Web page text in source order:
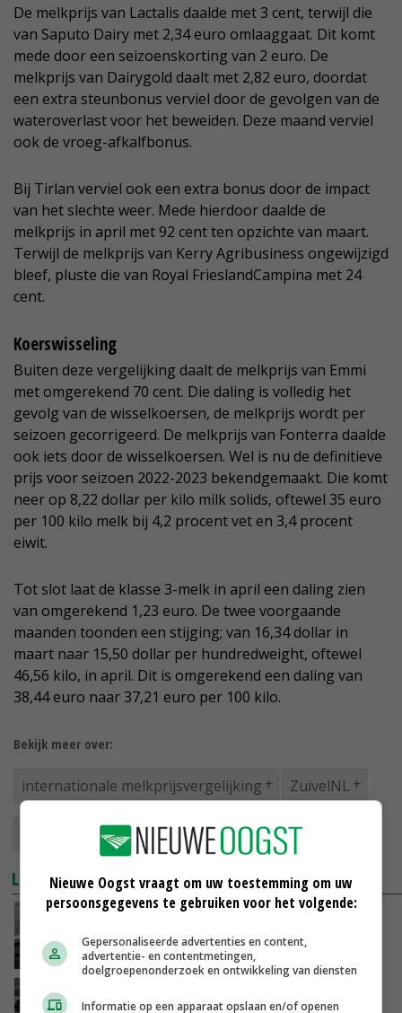
De melkprijs van Lactalis daalde met 3 cent, terwijl die
van Saputo Dairy met 2,34 euro omlaaggaat. Dit komt
mede door een seizoenskorting van 2 euro. De
melkprijs van Dairygold daalt met 2,82 euro, doordat
een extra steunbonus verviel door de gevolgen van de
wateroverlast voor het beweiden. Deze maand verviel
ook de vroeg-afkalfbonus.
Bij Tirlan verviel ook een extra bonus door de impact
van het slechte weer. Mede hierdoor daalde de
melkprijs in april met 92 cent ten opzichte van maart.
Terwijl de melkprijs van Kerry Agribusiness ongewijzigd
bleef, pluste die van Royal FrieslandCampina met 24
cent.
Koerswisseling
Buiten deze vergelijking daalt de melkprijs van Emmi
met omgerekend 70 cent. Die daling is volledig het
gevolg van de wisselkoersen, de melkprijs wordt per
seizoen gecorrigeerd. De melkprijs van Fonterra daalde
ook iets door de wisselkoersen. Wel is nu de definitieve
prijs voor seizoen 2022-2023 bekendgemaakt. Die komt
neer op 8,22 dollar per kilo milk solids, oftewel 35 euro
per 100 kilo melk bij 4,2 procent vet en 3,4 procent
eiwit.
Tot slot laat de klasse 3-melk in april een daling zien
van omgerekend 1,23 euro. De twee voorgaande
maanden toonden een stijging; van 16,34 dollar in
maart naar 15,50 dollar per hundredweight, oftewel
46,56 kilo, in april. Dit is omgerekend een daling van
38,44 euro naar 37,21 euro per 100 kilo.
Bekijk meer over:
internationale melkprijsvergelijking ZuivelNL
zuivelmarkt
LEES OOK
opnieuw
02-05-2024
Nieuwe Oogst vraagt om uw toestemming om uw
persoonsgegevens te gebruiken voor het volgende:
Gepersonaliseerde advertenties en content,
advertentie- en contentmetingen,
doelgroepenonderzoek en ontwikkeling van diensten
Informatie op een apparaat opslaan en/of openen